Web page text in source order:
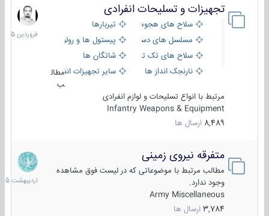
تجهیزات و تسلیحات انفرادی
سلاح های هجومی
تیربارها
مسلسل های دستی
پیستول ها و رولورها
سلاح های تک تیر اندازیشاتگان ها
نارنجک انداز ها
سایر تجهیزات انفرادی
مطال
ب
مرتبط با انواع تسلیحات و لوازم انفرادی
Infantry Weapons & Equipment
8,489 ارسال ها
17
فروردین
1405
متفرقه نیروی زمینی
مطالب مرتبط با موضوعاتی که در لیست فوق مشاهده
وجود ندارد.
Army Miscellaneous
3,784 ارسال ها
27
1405